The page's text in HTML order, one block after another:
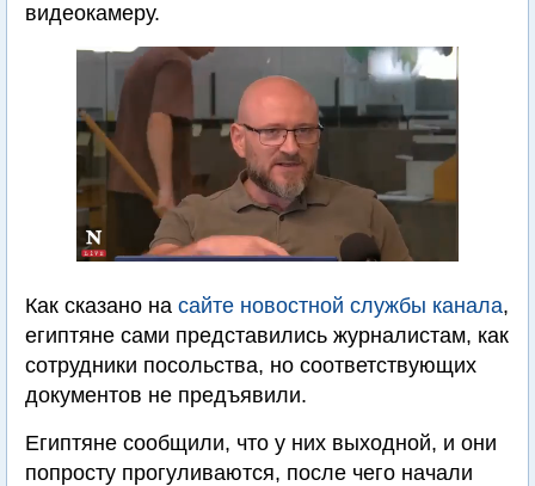
видеокамеру.
Как сказано на сайте новостной службы канала,
египтяне сами представились журналистам, как
сотрудники посольства, но соответствующих
документов не предъявили.
Египтяне сообщили, что у них выходной, и они
попросту прогуливаются, после чего начали